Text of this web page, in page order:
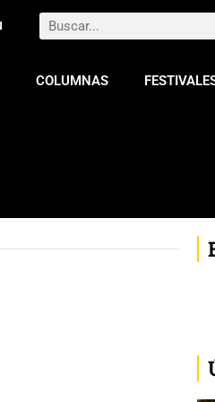
Search
COLUMNAS